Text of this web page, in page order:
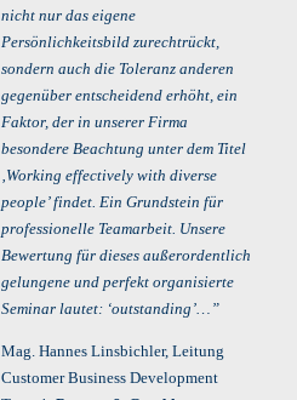
nicht nur das eigene
Persönlichkeitsbild zurechtrückt,
sondern auch die Toleranz anderen
gegenüber entscheidend erhöht, ein
Faktor, der in unserer Firma
besondere Beachtung unter dem Titel
‚Working effectively with diverse
people’ findet. Ein Grundstein für
professionelle Teamarbeit. Unsere
Bewertung für dieses außerordentlich
gelungene und perfekt organisierte
Seminar lautet: ‘outstanding’…”
Mag. Hannes Linsbichler, Leitung
Customer Business Development